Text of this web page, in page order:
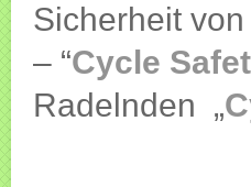
Sicherheit
– “Cycle
Radelnden „